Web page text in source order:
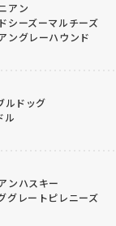
アン
シーズーマルチーズ
ングレーハウンド
ルドッグ
ル
ンハスキー
グレートピレニーズ